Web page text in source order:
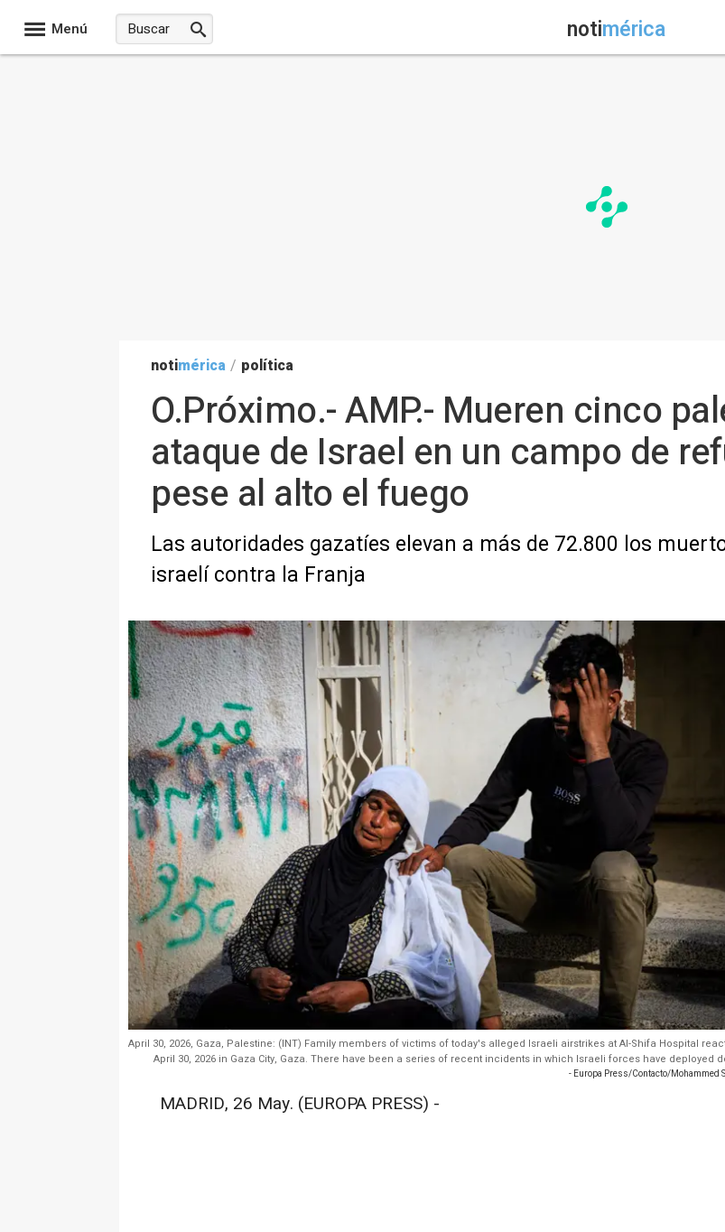
Menú notimérica
notimérica / política
O.Próximo.- AMP.- Mueren cinco
ataque de Israel en un campo de
pese al alto el fuego
Las autoridades gazatíes elevan a más de 72.800 los
israelí contra la Franja
April 30, 2026, Gaza, Palestine: (INT) Family members of victims of today's alleged Israeli airstrikes at Al-Shifa Hospital
April 30, 2026 in Gaza City, Gaza. There have been a series of recent incidents in which Israeli forces have deployed
- Europa Press/Contacto/Mohammed
MADRID, 26 May. (EUROPA PRESS) -